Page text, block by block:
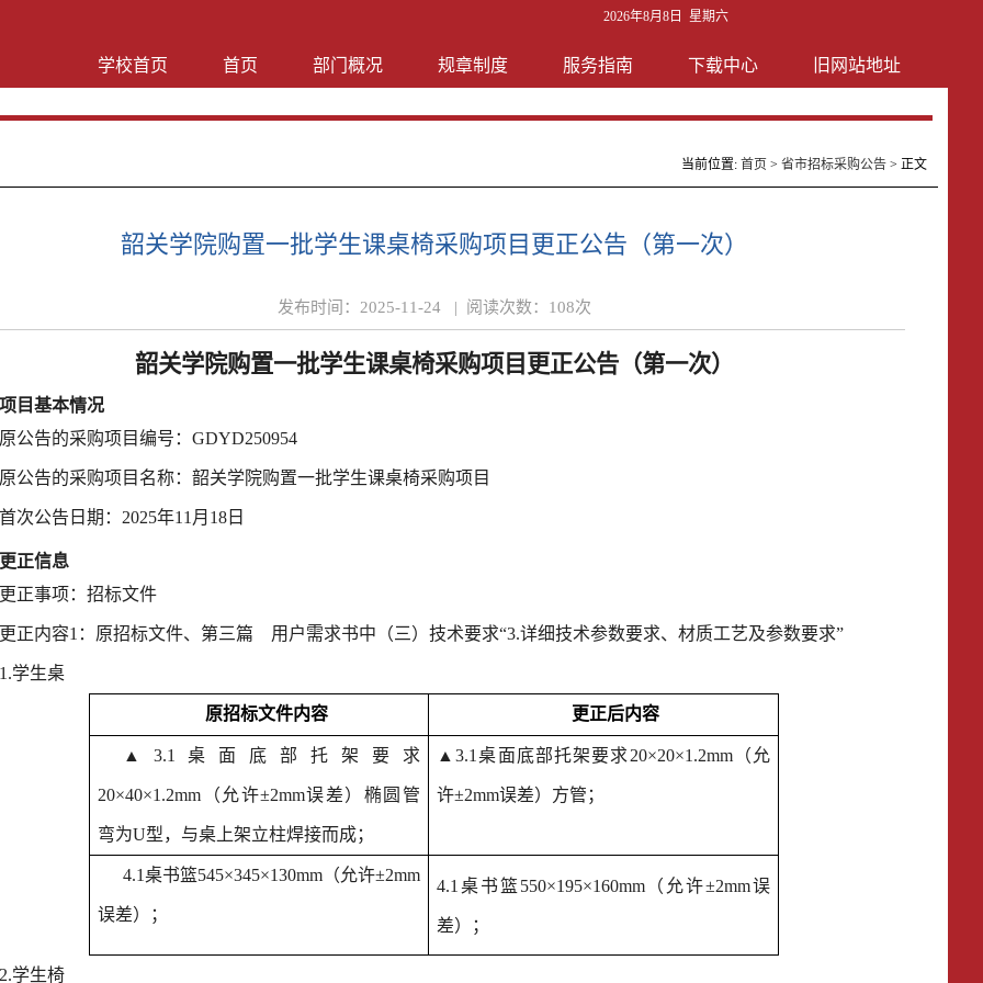
2026年8月8日 星期六
学校首页 首页 部门概况 规章制度 服务指南 下载中心 旧网站地址
当前位置: 首页 > 省市招标采购公告> 正文
韶关学院购置一批学生课桌椅采购项目更正公告（第一次）
发布时间： 2025-11-24 | 阅读次数： 108次
韶关学院购置一批学生课桌椅采购项目 更正公告（第一次）
目基本情况
公告的采购项目编号： GDYD250954
公告的采购项目名称：韶关学院购置一批学生课桌椅采购项目
次公告日期： 2025年11月18日
正信息
正事项： 招标文件
正内容1 ： 原招标文件、 第三篇 用户需求书中 （三）技术要求“3.详细技术参数要求、 材质工艺及参数要求”
.学生桌
原招标文件内容 更正后内容
▲3.1桌面底部托架 要求
20×40×1.2mm（允许±2mm误差）椭圆管
弯为U型，与桌上架立柱焊接而成；
▲3.1 桌面底部托架要求 20×20×1.2mm（允
许±2mm误差）方管；
4.1桌书篮545×345×130mm（允许±2mm
误差） ；
4.1 桌书篮 550×195×160mm（允许±2mm误
差） ；
.学生椅